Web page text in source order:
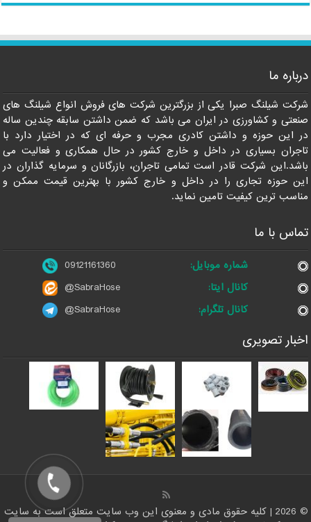
درباره ما
شرکت شیلنگ صبرا یکی از بزرگترین شرکت های فروش انواع شیلنگ های
صنعتی و کشاورزی در ایران می باشد که ضمن داشتن سابقه چندین ساله
در این حوزه و داشتن کادری مجرب و حرفه ای که در اختیار دارد با
تاجران بسیاری در داخل و خارج کشور در حال همکاری و فعالیت می
باشد.این شرکت قادر است تمامی تاجران، بازرگانان و سرمایه گذاران در
این حوزه تجاری را در داخل و خارج کشور با بهترین قیمت ممکن و
مناسب ترین کیفیت تامین نماید.
تماس با ما
شماره موبایل:
09121161360
کانال ایتا:
@SabraHose
کانال تلگرام:
@SabraHose
اخبار تصویری
© 2026 | کلیه حقوق مادی و معنوی این وب سایت متعلق است به سایت
09121161360